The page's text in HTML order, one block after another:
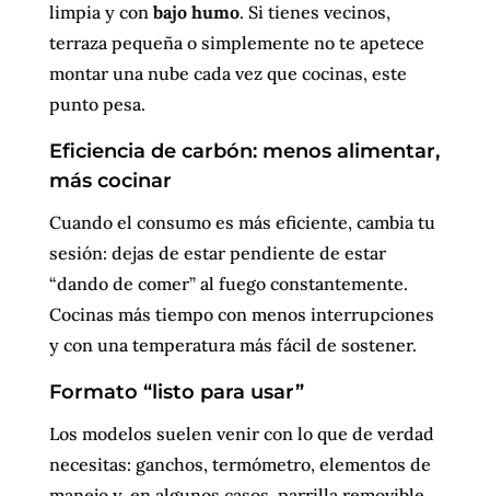
limpia y con bajo humo. Si tienes vecinos,
terraza pequeña o simplemente no te apetece
montar una nube cada vez que cocinas, este
punto pesa.
Eficiencia de carbón: menos alimentar,
más cocinar
Cuando el consumo es más eficiente, cambia tu
sesión: dejas de estar pendiente de estar
“dando de comer” al fuego constantemente.
Cocinas más tiempo con menos interrupciones
y con una temperatura más fácil de sostener.
Formato “listo para usar”
Los modelos suelen venir con lo que de verdad
necesitas: ganchos, termómetro, elementos de